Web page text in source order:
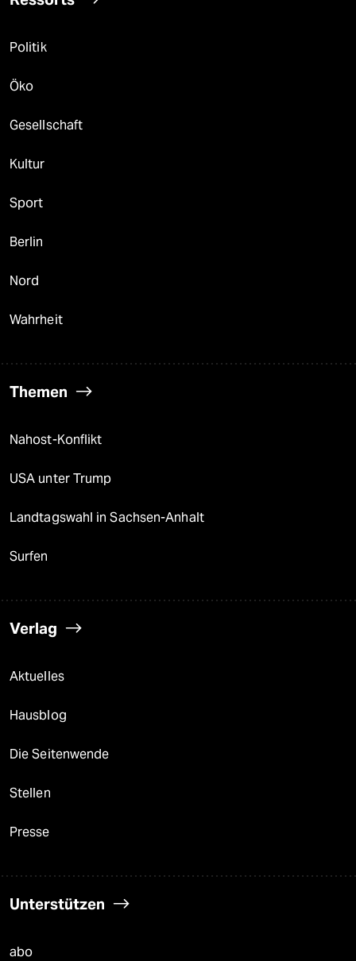
Politik
Öko
Gesellschaft
Kultur
Sport
Berlin
Nord
Wahrheit
Themen
Nahost-Konflikt
USA unter Trump
Landtagswahl in Sachsen-Anhalt
Surfen
Verlag
Aktuelles
Hausblog
Die Seitenwende
Stellen
Presse
Unterstützen
abo